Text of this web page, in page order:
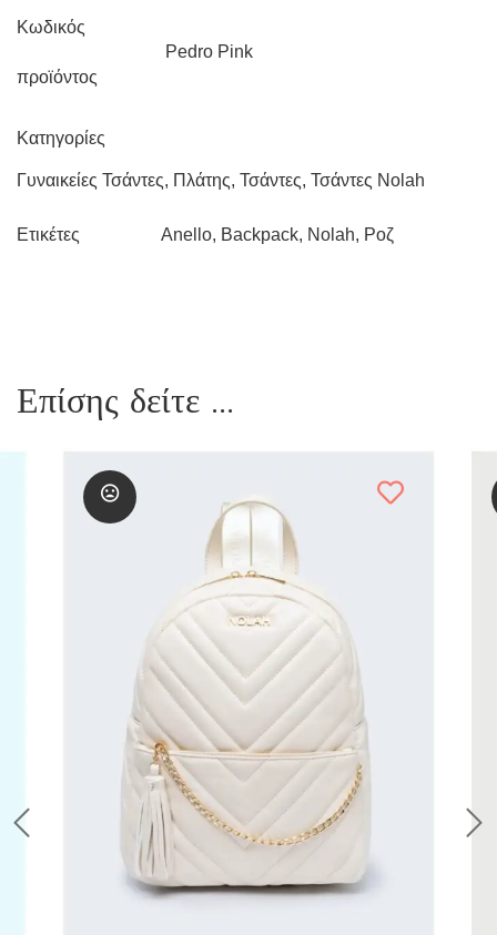
Κωδικός
προϊόντος
Pedro Pink
Κατηγορίες
Γυναικείες Τσάντες, Πλάτης, Τσάντες, Τσάντες Nolah
Ετικέτες Anello, Backpack, Nolah, Ροζ
Επίσης δείτε ...